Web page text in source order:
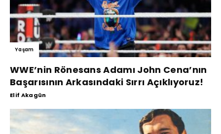
Yaşam
WWE’nin Rönesans Adamı John Cena’nın
Başarısının Arkasındaki Sırrı Açıklıyoruz!
Elif Akagün